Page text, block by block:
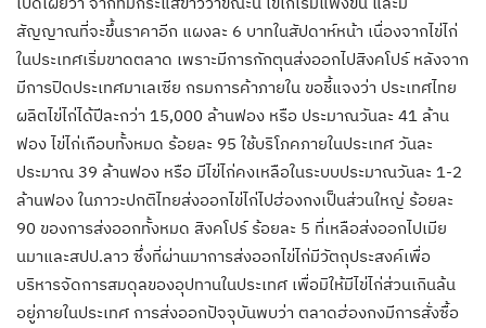
สัญญาณที่จะขึ้นราคาอีก แผงละ 6 บาทในสัปดาห์หน้า เนื่องจากไข่ไก่
ในประเทศเริ่มขาดตลาด เพราะมีการกักตุนส่งออกไปสิงคโปร์ หลังจาก
มีการปิดประเทศมาเลเซีย กรมการค้าภายใน ขอชี้แจงว่า ประเทศไทย
ผลิตไข่ไก่ได้ปีละกว่า 15,000 ล้านฟอง หรือ ประมาณวันละ 41 ล้าน
ฟอง ไข่ไก่เกือบทั้งหมด ร้อยละ 95 ใช้บริโภคภายในประเทศ วันละ
ประมาณ 39 ล้านฟอง หรือ มีไข่ไก่คงเหลือในระบบประมาณวันละ 1-2
ล้านฟอง ในภาวะปกติไทยส่งออกไข่ไก่ไปฮ่องกงเป็นส่วนใหญ่ ร้อยละ
90 ของการส่งออกทั้งหมด สิงคโปร์ ร้อยละ 5 ที่เหลือส่งออกไปเมีย
นมาและสปป.ลาว ซึ่งที่ผ่านมาการส่งออกไข่ไก่มีวัตถุประสงค์เพื่อ
บริหารจัดการสมดุลของอุปทานในประเทศ เพื่อมิให้มีไข่ไก่ส่วนเกินล้น
อยู่ภายในประเทศ การส่งออกปัจจุบันพบว่า ตลาดฮ่องกงมีการสั่งซื้อ